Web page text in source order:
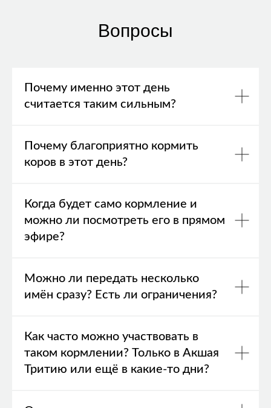
Вопросы
Почему именно этот день
считается таким сильным?
Почему благоприятно кормить
коров в этот день?
Когда будет само кормление и
можно ли посмотреть его в прямом
эфире?
Можно ли передать несколько
имён сразу? Есть ли ограничения?
Как часто можно участвовать в
таком кормлении? Только в Акшая
Тритию или ещё в какие-то дни?